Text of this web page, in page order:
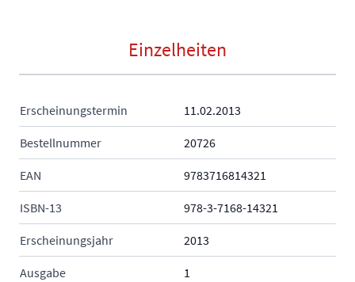
Einzelheiten
Erscheinungstermin 11.02.2013
Bestellnummer 20726
EAN 9783716814321
ISBN-13 978-3-7168-14321
Erscheinungsjahr 2013
Ausgabe 1